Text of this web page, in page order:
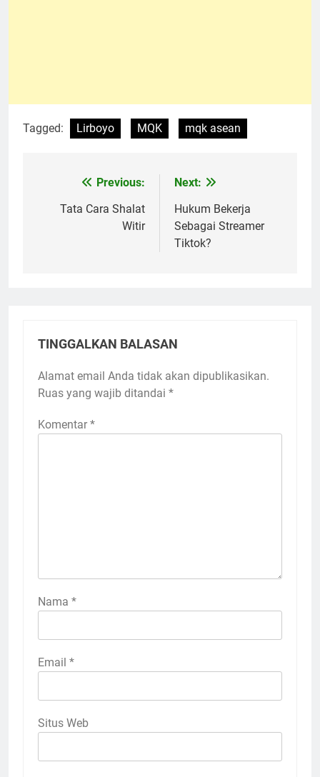
Tagged: Lirboyo MQK mqk asean
Navigasi
pos
Previous:
Tata Cara Shalat
Witir
Next:
Hukum Bekerja
Sebagai Streamer
Tiktok?
TINGGALKAN BALASAN
Alamat email Anda tidak akan dipublikasikan.
Ruas yang wajib ditandai *
Komentar *
Nama *
Email *
Situs Web